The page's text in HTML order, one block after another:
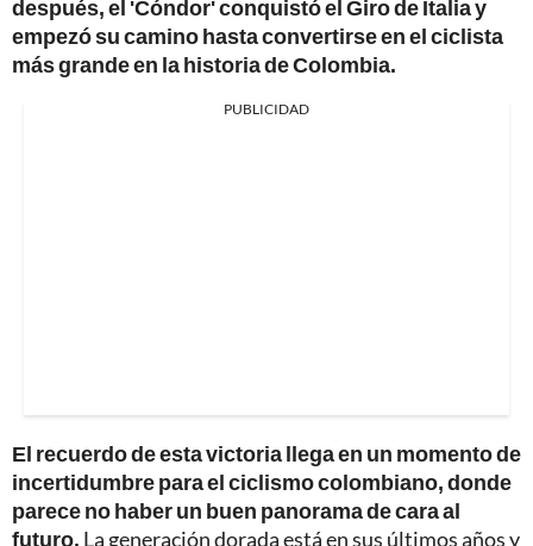
después, el 'Cóndor' conquistó el Giro de Italia y
empezó su camino hasta convertirse en el ciclista
más grande en la historia de Colombia.
PUBLICIDAD
El recuerdo de esta victoria llega en un momento de
incertidumbre para el ciclismo colombiano, donde
parece no haber un buen panorama de cara al
futuro. La generación dorada está en sus últimos años y